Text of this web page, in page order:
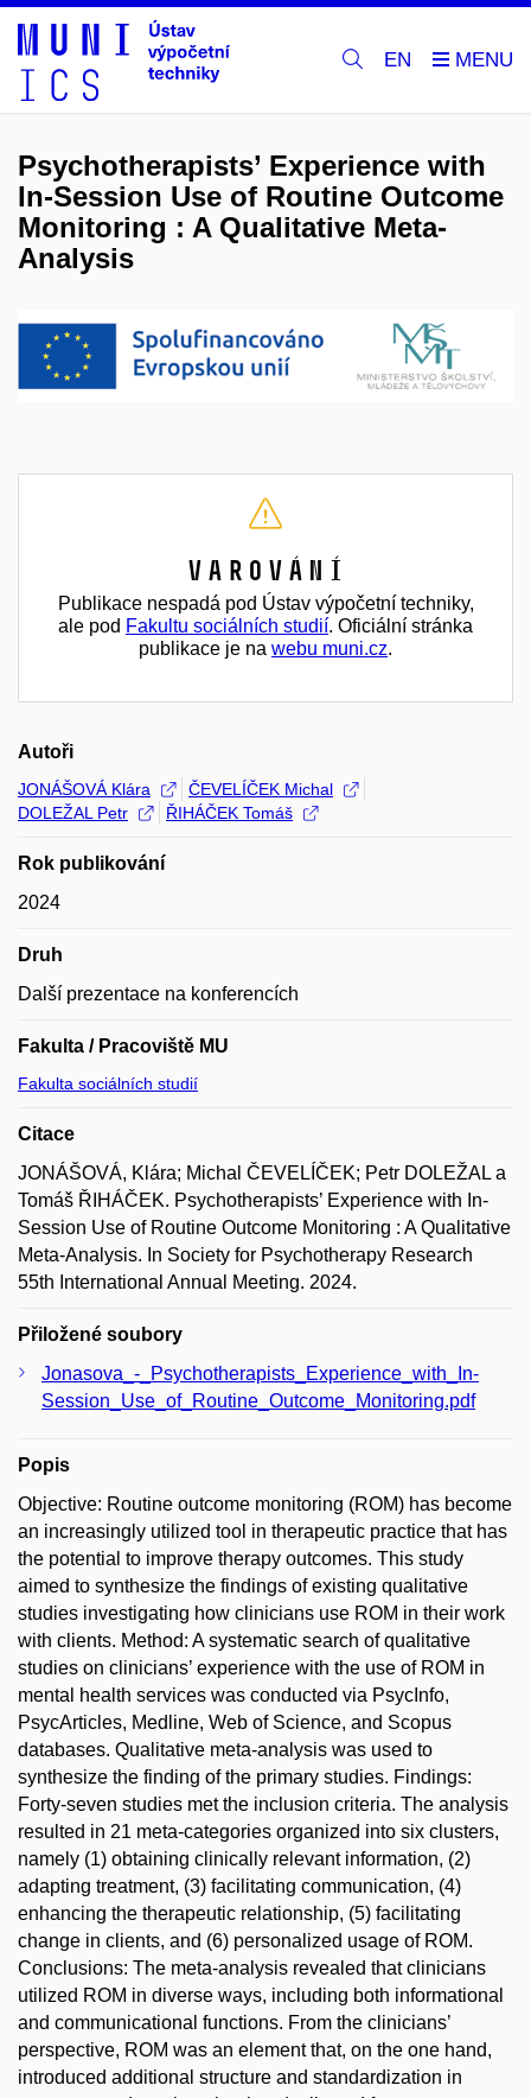
EN
Psychotherapists’ Experience with
In-Session Use of Routine Outcome
Monitoring : A Qualitative Meta-
Analysis
Varování
Publikace nespadá pod Ústav výpočetní techniky,
ale pod Fakultu sociálních studií. Oficiální stránka
publikace je na webu muni.cz.
Autoři
JONÁŠOVÁ Klára
ČEVELÍČEK Michal
DOLEŽAL Petr
ŘIHÁČEK Tomáš
Rok publikování
2024
Druh
Další prezentace na konferencích
Fakulta / Pracoviště MU
Fakulta sociálních studií
Citace
JONÁŠOVÁ, Klára; Michal ČEVELÍČEK; Petr DOLEŽAL a
Tomáš ŘIHÁČEK. Psychotherapists’ Experience with In-
Session Use of Routine Outcome Monitoring : A Qualitative
Meta-Analysis. In Society for Psychotherapy Research
55th International Annual Meeting. 2024.
Přiložené soubory
Jonasova_-_Psychotherapists_Experience_with_In-
Session_Use_of_Routine_Outcome_Monitoring.pdf
Popis
Objective: Routine outcome monitoring (ROM) has become
an increasingly utilized tool in therapeutic practice that has
the potential to improve therapy outcomes. This study
aimed to synthesize the findings of existing qualitative
studies investigating how clinicians use ROM in their work
with clients. Method: A systematic search of qualitative
studies on clinicians’ experience with the use of ROM in
mental health services was conducted via PsycInfo,
PsycArticles, Medline, Web of Science, and Scopus
databases. Qualitative meta-analysis was used to
synthesize the finding of the primary studies. Findings:
Forty-seven studies met the inclusion criteria. The analysis
resulted in 21 meta-categories organized into six clusters,
namely (1) obtaining clinically relevant information, (2)
adapting treatment, (3) facilitating communication, (4)
enhancing the therapeutic relationship, (5) facilitating
change in clients, and (6) personalized usage of ROM.
Conclusions: The meta-analysis revealed that clinicians
utilized ROM in diverse ways, including both informational
and communicational functions. From the clinicians’
perspective, ROM was an element that, on the one hand,
introduced additional structure and standardization in